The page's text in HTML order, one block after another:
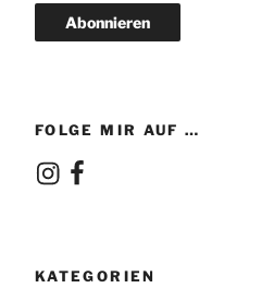
Abonnieren
FOLGE MIR AUF …
Instagram
Facebook
KATEGORIEN